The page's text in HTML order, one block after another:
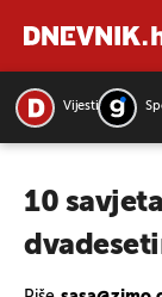
Vijesti
10
PRETRAŽITE